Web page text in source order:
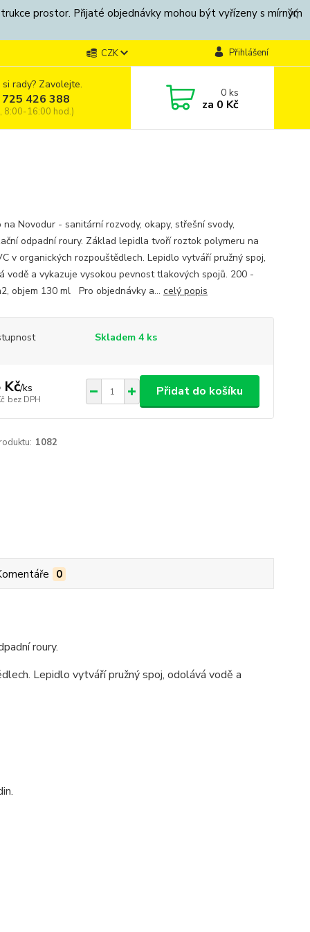
prostor. Přijaté objednávky mohou být vyřízeny s mírným
CZK Přihlášení
rady? Zavolejte.
426 388
8:00-16:00 hod.)
0ks
za 0 Kč
na Novodur - sanitární rozvody, okapy, střešní svody,
odpadní roury. Základ lepidla tvoří roztok polymeru na
v organických rozpouštědlech. Lepidlo vytváří pružný spoj,
vodě a vykazuje vysokou pevnost tlakových spojů. 200 -
objem 130 ml Pro objednávky a... celý popis
Skladem 4 ks
Kč/ks
bez DPH
Přidat do košíku
1082
0
roury.
Lepidlo vytváří pružný spoj, odolává vodě a